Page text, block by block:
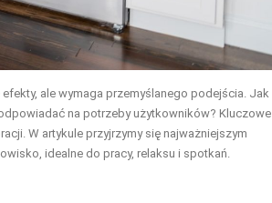
ale wymaga przemyślanego podejścia. Jak
na potrzeby użytkowników? Kluczowe
W artykule przyjrzymy się najważniejszym
idealne do pracy, relaksu i spotkań.